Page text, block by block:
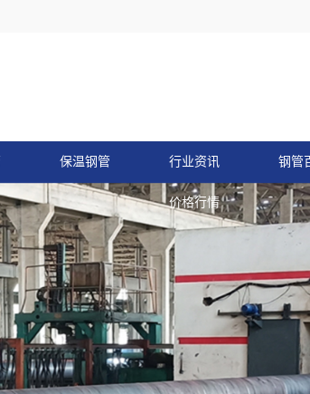
保温钢管 行业资讯
价格行情
钢管